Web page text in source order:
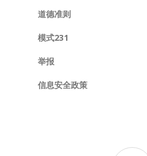
道德准则
模式231
举报
信息安全政策